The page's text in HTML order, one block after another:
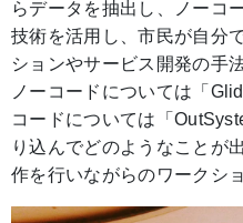
らデータを抽出し、ノーコ
技術を活用し、市民が自分
ションやサービス開発の手
ノーコードについては「
コードについては「
り込んでどのようなことが
作を行いながらのワークシ